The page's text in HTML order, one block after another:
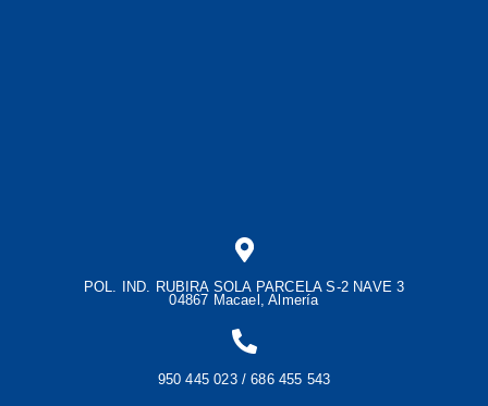
POL. IND. RUBIRA SOLA PARCELA S-2 NAVE 3
04867 Macael, Almería
950 445 023 / 686 455 543